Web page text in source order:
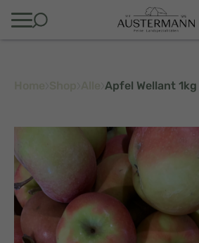
Apfel Wellant 1kg